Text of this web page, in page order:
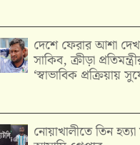
দেশে ফেরার আশা
সাকিব, ক্রীড়া
‘স্বাভাবিক প্রক্রিয়ায়
নোয়াখালীতে তিন